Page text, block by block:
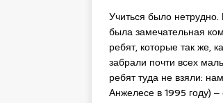
Учиться было
была замечательная
ребят, которые так же,
забрали почти всех
ребят туда не взяли:
Анжелесе в 1995 году)